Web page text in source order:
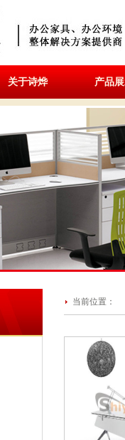
关于诗烨 产品
当前位置：